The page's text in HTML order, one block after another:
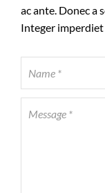
ac ante. Donec a
Integer